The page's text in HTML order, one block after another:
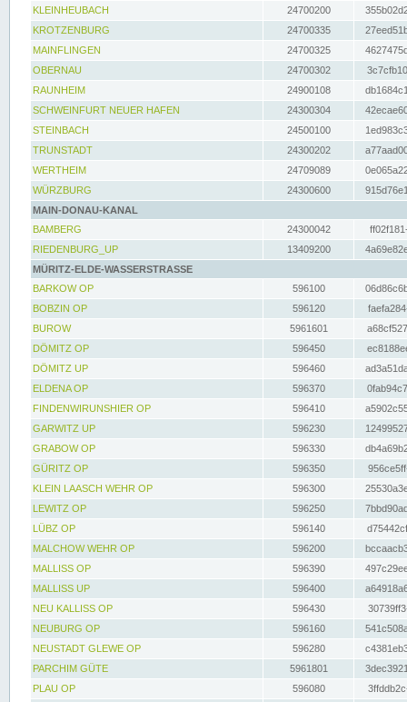
KLEINHEUBACH 24700200
KROTZENBURG
24700335
MAINFLINGEN
24700325
OBERNAU
24700302
RAUNHEIM
24900108
SCHWEINFURT NEUER HAFEN
24300304
STEINBACH
24500100
TRUNSTADT
24300202
WERTHEIM
24709089
WÜRZBURG
24300600
MAIN-DONAU-KANAL
BAMBERG
24300042
RIEDENBURG_UP
13409200
MÜRITZ-ELDE-WASSERSTRASSE
BARKOW OP
596100
BOBZIN OP
596120
BUROW
5961601
DÖMITZ OP
596450
DÖMITZ UP
596460
ELDENA OP
596370
FINDENWIRUNSHIER OP
596410
GARWITZ UP
596230
GRABOW OP
596330
GÜRITZ OP
596350
KLEIN LAASCH WEHR OP
596300
LEWITZ OP
596250
LÜBZ OP
596140
MALCHOW WEHR OP
596200
MALLISS OP
596390
MALLISS UP
596400
NEU KALLISS OP
596430
NEUBURG OP
596160
NEUSTADT GLEWE OP
596280
PARCHIM GÜTE
5961801
PLAU OP
596080